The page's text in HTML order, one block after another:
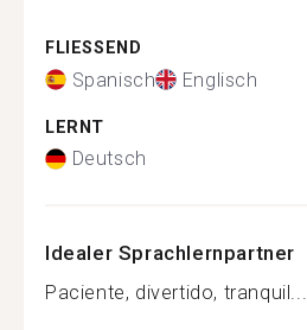
FLIESSEND
Spanisch Englisch
LERNT
Deutsch
Idealer Sprachlernpartner
Paciente, divertido, tranquil...